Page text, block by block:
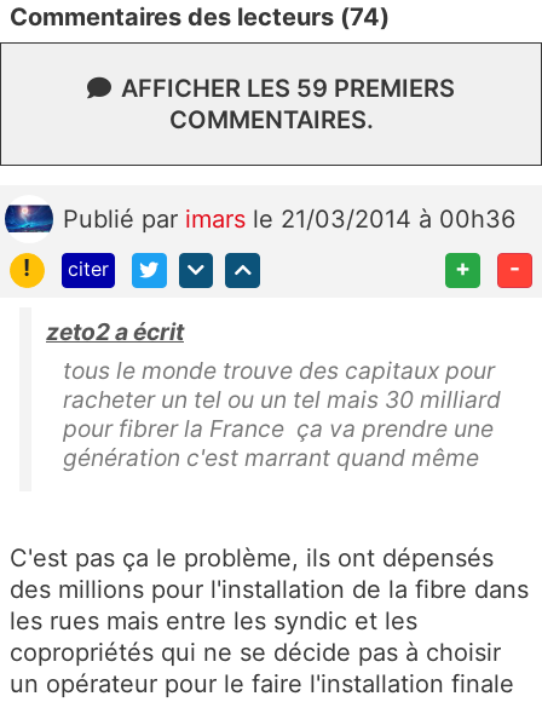
Commentaires des lecteurs (74)
AFFICHER LES 59 PREMIERS
COMMENTAIRES.
Publié par imars le 21/03/2014 à 00h36
!
citer + -
zeto2 a écrit
tous le monde trouve des capitaux pour
racheter un tel ou un tel mais 30 milliard
pour fibrer la France ça va prendre une
génération c'est marrant quand même
C'est pas ça le problème, ils ont dépensés
des millions pour l'installation de la fibre dans
les rues mais entre les syndic et les
copropriétés qui ne se décide pas à choisir
un opérateur pour le faire l'installation finale